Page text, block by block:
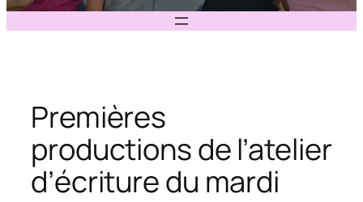
Premières
productions de l’atelier
d’écriture du mardi